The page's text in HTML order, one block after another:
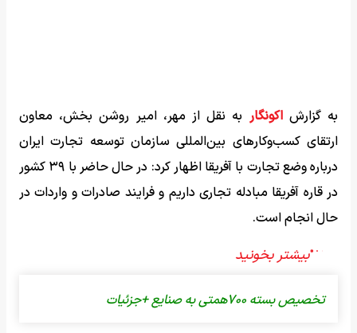
به گزارشاکونگار به نقل از مهر، امیر روشن بخش، معاون
ارتقای کسب‌وکارهای بین‌المللی سازمان توسعه تجارت ایران
درباره وضع تجارت با آفریقا اظهار کرد: در حال حاضر با ۳۹ کشور
در قاره آفریقا مبادله تجاری داریم و فرایند صادرات و واردات در
حال انجام است.
تخصیص بسته ۷۰۰همتی به صنایع +جزئیات